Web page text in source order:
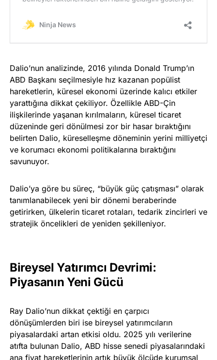
Dalio’nun analizinde, 2016 yılında Donald Trump’ın
ABD Başkanı seçilmesiyle hız kazanan popülist
hareketlerin, küresel ekonomi üzerinde kalıcı etkiler
yarattığına dikkat çekiliyor. Özellikle ABD-Çin
ilişkilerinde yaşanan kırılmaların, küresel ticaret
düzeninde geri dönülmesi zor bir hasar bıraktığını
belirten Dalio, küreselleşme döneminin yerini milliyetçi
ve korumacı ekonomi politikalarına bıraktığını
savunuyor.
Dalio’ya göre bu süreç, “büyük güç çatışması” olarak
tanımlanabilecek yeni bir dönemi beraberinde
getirirken, ülkelerin ticaret rotaları, tedarik zincirleri ve
stratejik öncelikleri de yeniden şekilleniyor.
Bireysel Yatırımcı Devrimi:
Piyasanın Yeni Gücü
Ray Dalio’nun dikkat çektiği en çarpıcı
dönüşümlerden biri ise bireysel yatırımcıların
piyasalardaki artan etkisi oldu. 2025 yılı verilerine
atıfta bulunan Dalio, ABD hisse senedi piyasalarındaki
ana fiyat hareketlerinin artık büyük ölçüde kurumsal